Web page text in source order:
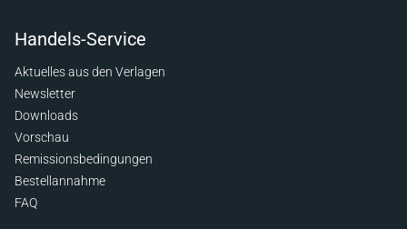
Handels-Service
Aktuelles aus den Verlagen
Newsletter
Downloads
Vorschau
Remissionsbedingungen
Bestellannahme
FAQ